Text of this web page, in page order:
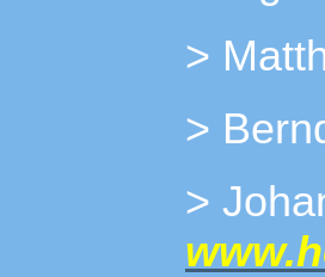
>
>
>